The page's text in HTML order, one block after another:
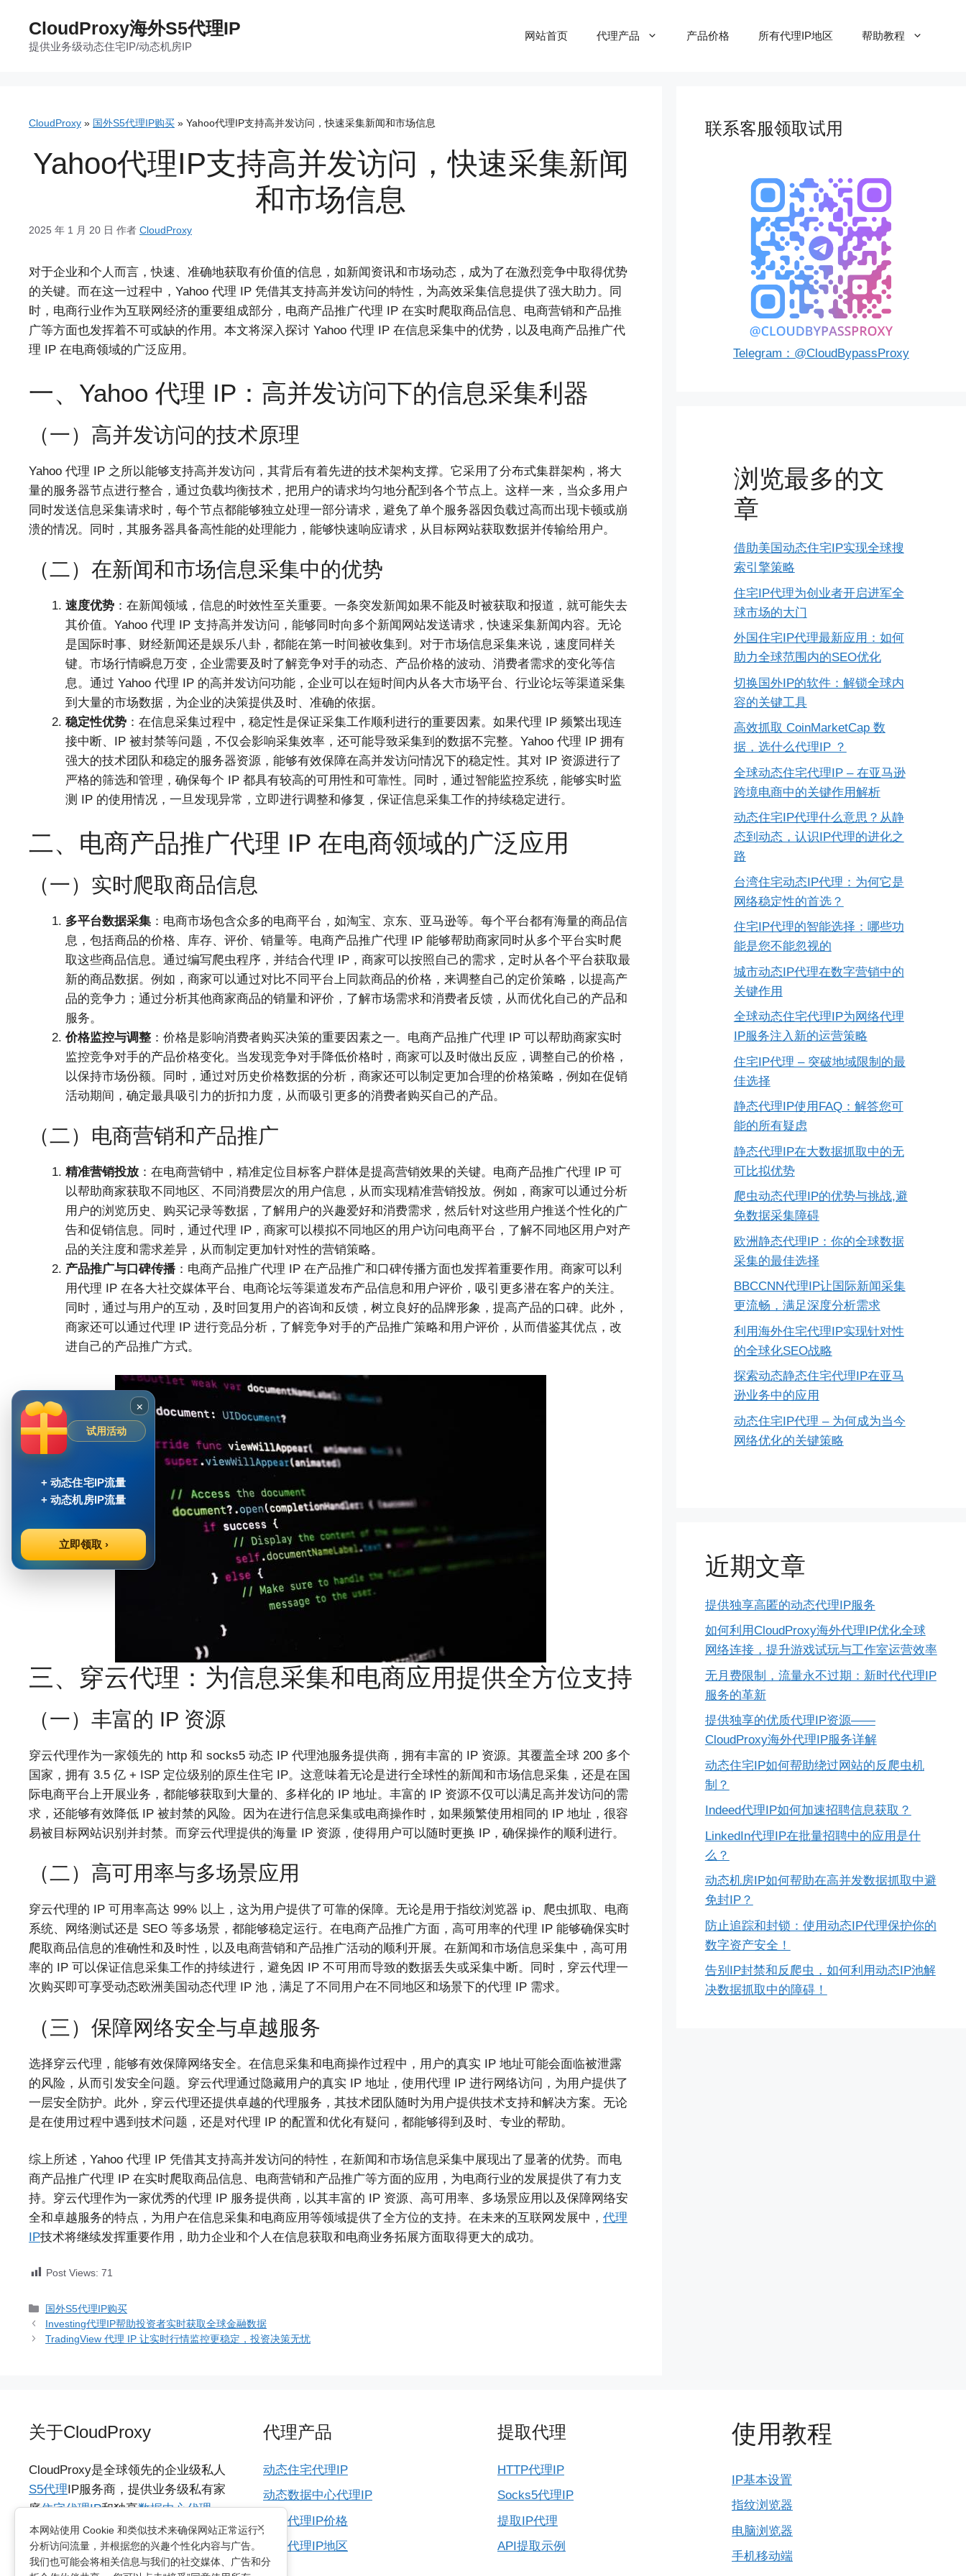
CloudProxy海外S5代理IP
提供业务级动态住宅IP/动态机房IP
网站首页 代理产品 产品价格 所有代理IP地区 帮助教程
CloudProxy » 国外S5代理IP购买 » Yahoo代理IP支持高并发访问，快速采集新闻和市场信息
Yahoo代理IP支持高并发访问，快速采集新闻
和市场信息
2025 年 1 月 20 日 作者 CloudProxy
对于企业和个人而言，快速、准确地获取有价值的信息，如新闻资讯和市场动态，成为了在激烈竞争中取得优势
的关键。而在这一过程中，Yahoo 代理 IP 凭借其支持高并发访问的特性，为高效采集信息提供了强大助力。同
时，电商行业作为互联网经济的重要组成部分，电商产品推广代理 IP 在实时爬取商品信息、电商营销和产品推
广等方面也发挥着不可或缺的作用。本文将深入探讨 Yahoo 代理 IP 在信息采集中的优势，以及电商产品推广代
理 IP 在电商领域的广泛应用。
一、Yahoo 代理 IP：高并发访问下的信息采集利器
（一）高并发访问的技术原理
Yahoo 代理 IP 之所以能够支持高并发访问，其背后有着先进的技术架构支撑。它采用了分布式集群架构，将大
量的服务器节点进行整合，通过负载均衡技术，把用户的请求均匀地分配到各个节点上。这样一来，当众多用户
同时发送信息采集请求时，每个节点都能够独立处理一部分请求，避免了单个服务器因负载过高而出现卡顿或崩
溃的情况。同时，其服务器具备高性能的处理能力，能够快速响应请求，从目标网站获取数据并传输给用户。
（二）在新闻和市场信息采集中的优势
速度优势 ：在新闻领域，信息的时效性至关重要。一条突发新闻如果不能及时被获取和报道，就可能失去
其价值。Yahoo 代理 IP 支持高并发访问，能够同时向多个新闻网站发送请求，快速采集新闻内容。无论
是国际时事、财经新闻还是娱乐八卦，都能在第一时间被收集到。对于市场信息采集来说，速度同样关
键。市场行情瞬息万变，企业需要及时了解竞争对手的动态、产品价格的波动、消费者需求的变化等信
息。通过 Yahoo 代理 IP 的高并发访问功能，企业可以在短时间内从各大市场平台、行业论坛等渠道采集
到大量的市场数据，为企业的决策提供及时、准确的依据。
稳定性优势 ：在信息采集过程中，稳定性是保证采集工作顺利进行的重要因素。如果代理 IP 频繁出现连
接中断、IP 被封禁等问题，不仅会影响采集效率，还可能导致采集到的数据不完整。Yahoo 代理 IP 拥有
强大的技术团队和稳定的服务器资源，能够有效保障在高并发访问情况下的稳定性。其对 IP 资源进行了
严格的筛选和管理，确保每个 IP 都具有较高的可用性和可靠性。同时，通过智能监控系统，能够实时监
测 IP 的使用情况，一旦发现异常，立即进行调整和修复，保证信息采集工作的持续稳定进行。
二、电商产品推广代理 IP 在电商领域的广泛应用
（一）实时爬取商品信息
多平台数据采集 ：电商市场包含众多的电商平台，如淘宝、京东、亚马逊等。每个平台都有海量的商品信
息，包括商品的价格、库存、评价、销量等。电商产品推广代理 IP 能够帮助商家同时从多个平台实时爬
取这些商品信息。通过编写爬虫程序，并结合代理 IP，商家可以按照自己的需求，定时从各个平台获取最
新的商品数据。例如，商家可以通过对比不同平台上同款商品的价格，来调整自己的定价策略，以提高产
品的竞争力；通过分析其他商家商品的销量和评价，了解市场需求和消费者反馈，从而优化自己的产品和
服务。
价格监控与调整 ：价格是影响消费者购买决策的重要因素之一。电商产品推广代理 IP 可以帮助商家实时
监控竞争对手的产品价格变化。当发现竞争对手降低价格时，商家可以及时做出反应，调整自己的价格，
以保持市场份额。同时，通过对历史价格数据的分析，商家还可以制定更加合理的价格策略，例如在促销
活动期间，确定最具吸引力的折扣力度，从而吸引更多的消费者购买自己的产品。
（二）电商营销和产品推广
精准营销投放 ：在电商营销中，精准定位目标客户群体是提高营销效果的关键。电商产品推广代理 IP 可
以帮助商家获取不同地区、不同消费层次的用户信息，从而实现精准营销投放。例如，商家可以通过分析
用户的浏览历史、购买记录等数据，了解用户的兴趣爱好和消费需求，然后针对这些用户推送个性化的广
告和促销信息。同时，通过代理 IP，商家可以模拟不同地区的用户访问电商平台，了解不同地区用户对产
品的关注度和需求差异，从而制定更加针对性的营销策略。
产品推广与口碑传播：电商产品推广代理 IP 在产品推广和口碑传播方面也发挥着重要作用。商家可以利
用代理 IP 在各大社交媒体平台、电商论坛等渠道发布产品信息和用户评价，吸引更多潜在客户的关注。
同时，通过与用户的互动，及时回复用户的咨询和反馈，树立良好的品牌形象，提高产品的口碑。此外，
商家还可以通过代理 IP 进行竞品分析，了解竞争对手的产品推广策略和用户评价，从而借鉴其优点，改
进自己的产品推广方式。
三、穿云代理：为信息采集和电商应用提供全方位支持
（一）丰富的 IP 资源
穿云代理作为一家领先的 http 和 socks5 动态 IP 代理池服务提供商，拥有丰富的 IP 资源。其覆盖全球 200 多个
国家，拥有 3.5 亿 + ISP 定位级别的原生住宅 IP。这意味着无论是进行全球性的新闻和市场信息采集，还是在国
际电商平台上开展业务，都能够获取到大量的、多样化的 IP 地址。丰富的 IP 资源不仅可以满足高并发访问的需
求，还能够有效降低 IP 被封禁的风险。因为在进行信息采集或电商操作时，如果频繁使用相同的 IP 地址，很容
易被目标网站识别并封禁。而穿云代理提供的海量 IP 资源，使得用户可以随时更换 IP，确保操作的顺利进行。
（二）高可用率与多场景应用
穿云代理的 IP 可用率高达 99% 以上，这为用户提供了可靠的保障。无论是用于指纹浏览器 ip、爬虫抓取、电商
系统、网络测试还是 SEO 等多场景，都能够稳定运行。在电商产品推广方面，高可用率的代理 IP 能够确保实时
爬取商品信息的准确性和及时性，以及电商营销和产品推广活动的顺利开展。在新闻和市场信息采集中，高可用
率的 IP 可以保证信息采集工作的持续进行，避免因 IP 不可用而导致的数据丢失或采集中断。同时，穿云代理一
次购买即可享受动态欧洲美国动态代理 IP 池，满足了不同用户在不同地区和场景下的代理 IP 需求。
（三）保障网络安全与卓越服务
选择穿云代理，能够有效保障网络安全。在信息采集和电商操作过程中，用户的真实 IP 地址可能会面临被泄露
的风险，从而引发安全问题。穿云代理通过隐藏用户的真实 IP 地址，使用代理 IP 进行网络访问，为用户提供了
一层安全防护。此外，穿云代理还提供卓越的代理服务，其技术团队随时为用户提供技术支持和解决方案。无论
是在使用过程中遇到技术问题，还是对代理 IP 的配置和优化有疑问，都能够得到及时、专业的帮助。
综上所述，Yahoo 代理 IP 凭借其支持高并发访问的特性，在新闻和市场信息采集中展现出了显著的优势。而电
商产品推广代理 IP 在实时爬取商品信息、电商营销和产品推广等方面的应用，为电商行业的发展提供了有力支
持。穿云代理作为一家优秀的代理 IP 服务提供商，以其丰富的 IP 资源、高可用率、多场景应用以及保障网络安
全和卓越服务的特点，为用户在信息采集和电商应用等领域提供了全方位的支持。在未来的互联网发展中， 代理
IP技术将继续发挥重要作用，助力企业和个人在信息获取和电商业务拓展方面取得更大的成功。
Post Views: 71
分
类
国外S5代理IP购买
Investing代理IP帮助投资者实时获取全球金融数据
TradingView 代理 IP 让实时行情监控更稳定，投资决策无忧
联系客服领取试用
Telegram：@CloudBypassProxy
浏览最多的文
章
借助美国动态住宅IP实现全球搜
索引擎策略
住宅IP代理为创业者开启进军全
球市场的大门
外国住宅IP代理最新应用：如何
助力全球范围内的SEO优化
切换国外IP的软件：解锁全球内
容的关键工具
高效抓取 CoinMarketCap 数
据，选什么代理IP ？
全球动态住宅代理IP – 在亚马逊
跨境电商中的关键作用解析
动态住宅IP代理什么意思？从静
态到动态，认识IP代理的进化之
路
台湾住宅动态IP代理：为何它是
网络稳定性的首选？
住宅IP代理的智能选择：哪些功
能是您不能忽视的
城市动态IP代理在数字营销中的
关键作用
全球动态住宅代理IP为网络代理
IP服务注入新的运营策略
住宅IP代理 – 突破地域限制的最
佳选择
静态代理IP使用FAQ：解答您可
能的所有疑虑
静态代理IP在大数据抓取中的无
可比拟优势
爬虫动态代理IP的优势与挑战,避
免数据采集障碍
欧洲静态代理IP：你的全球数据
采集的最佳选择
BBCCNN代理IP让国际新闻采集
更流畅，满足深度分析需求
利用海外住宅代理IP实现针对性
的全球化SEO战略
探索动态静态住宅代理IP在亚马
逊业务中的应用
动态住宅IP代理 – 为何成为当今
网络优化的关键策略
近期文章
提供独享高匿的动态代理IP服务
如何利用CloudProxy海外代理IP优化全球
网络连接，提升游戏试玩与工作室运营效率
无月费限制，流量永不过期：新时代代理IP
服务的革新
提供独享的优质代理IP资源——
CloudProxy海外代理IP服务详解
动态住宅IP如何帮助绕过网站的反爬虫机
制？
Indeed代理IP如何加速招聘信息获取？
LinkedIn代理IP在批量招聘中的应用是什
么？
动态机房IP如何帮助在高并发数据抓取中避
免封IP？
防止追踪和封锁：使用动态IP代理保护你的
数字资产安全！
告别IP封禁和反爬虫，如何利用动态IP池解
决数据抓取中的障碍！
关于CloudProxy
CloudProxy是全球领先的企业级私人
S5代理IP服务商，提供业务级私有家
庭住宅代理IP和独享数据中心代理
IP，具备城市级动态IP资源，支持
HTTP/SOCKS5协议，适用于各种多国
网络访问需求的业务。支持无限制并
代理产品
动态住宅代理IP
动态数据中心代理IP
海外代理IP价格
所有代理IP地区
提取代理
HTTP代理IP
Socks5代理IP
提取IP代理
API提取示例
使用教程
IP基本设置
指纹浏览器
电脑浏览器
手机移动端
×
本网站使用 Cookie 和类似技术来确保网站正常运行，
分析访问流量，并根据您的兴趣个性化内容与广告。
我们也可能会将相关信息与我们的社交媒体、广告和分
×
试用活动
+ 动态住宅IP流量
+ 动态机房IP流量
立即领取 ›